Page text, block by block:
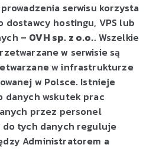
serwisu korzysta
dostawcy hostingu, VPS lub
– OVH sp. z o.o.. Wszelkie
w serwisie są
w infrastrukturze
w Polsce. Istnieje
danych wskutek prac
przez personel
do tych danych reguluje
Administratorem a